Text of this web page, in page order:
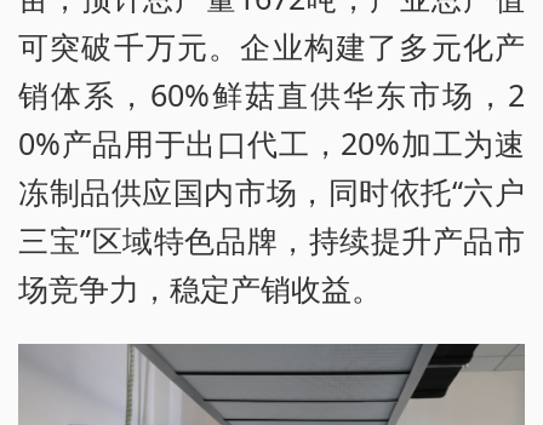
可突破千万元。企业构建了多元化产
销体系，60%鲜菇直供华东市场，2
0%产品用于出口代工，20%加工为速
冻制品供应国内市场，同时依托“六户
三宝”区域特色品牌，持续提升产品市
场竞争力，稳定产销收益。